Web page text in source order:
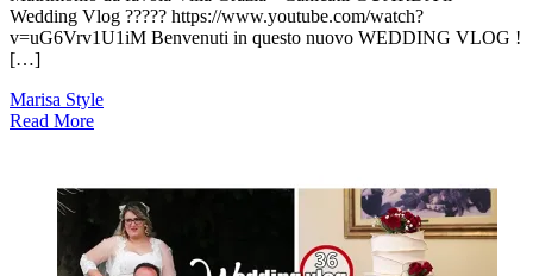
Wedding Vlog ????? https://www.youtube.com/watch?
v=uG6Vrv1U1iM Benvenuti in questo nuovo WEDDING VLOG !
[…]
Marisa Style
Read More